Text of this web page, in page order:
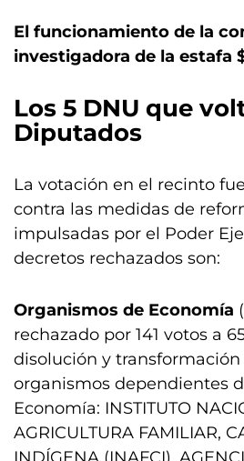
El funcionamiento de la
investigadora de la estafa
Los 5 DNU que
Diputados
La votación en el recinto
contra las medidas de
impulsadas por el Poder
decretos rechazados son:
Organismos de Economía
rechazado por 141 votos a
disolución y
organismos dependientes
Economía: INSTITUTO
AGRICULTURA FAMILIAR,